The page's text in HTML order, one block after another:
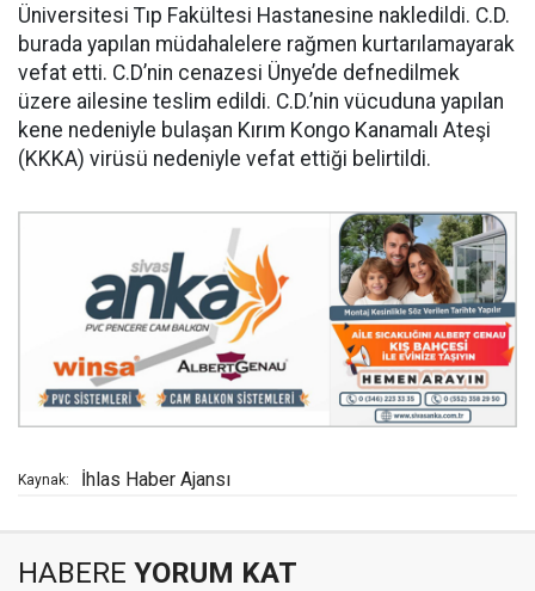
Üniversitesi Tıp Fakültesi Hastanesine nakledildi. C.D.
burada yapılan müdahalelere rağmen kurtarılamayarak
vefat etti. C.D’nin cenazesi Ünye’de defnedilmek
üzere ailesine teslim edildi. C.D.’nin vücuduna yapılan
kene nedeniyle bulaşan Kırım Kongo Kanamalı Ateşi
(KKKA) virüsü nedeniyle vefat ettiği belirtildi.
Kaynak: İhlas Haber Ajansı
HABERE YORUM KAT